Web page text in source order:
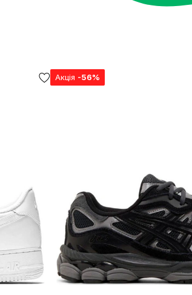
Акція -56%